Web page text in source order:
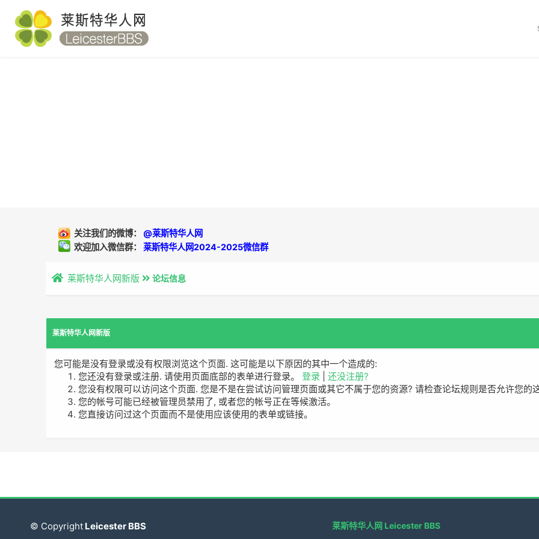
关注我们的微博：@莱斯特华人网
欢迎加入微信群：莱斯特华人网2024-2025微信群
莱斯特华人网新版 论坛信息
莱斯特华人网新版
您可能是没有登录或没有权限浏览这个页面. 这可能是以下原因的其中一个造成的:
您还没有登录或注册. 请使用页面底部的表单进行登录。 登录
还没注册?
您没有权限可以访问这个页面. 您是不是在尝试访问管理页面或其它不属于您的资源? 请检查论坛规则是否允许您的这
您的帐号可能已经被管理员禁用了, 或者您的帐号正在等候激活。
您直接访问过这个页面而不是使用应该使用的表单或链接。
© Copyright Leicester BBS 莱斯特华人网 Leicester BBS